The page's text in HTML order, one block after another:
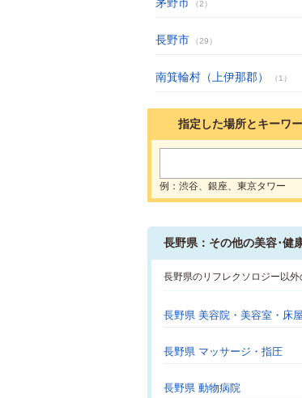
（2）
長野市 （29）
南箕輪村（上伊那郡） （1）
指定した場所とキーワ
例：渋谷、銀座、東京タワー
長野県：その他の美容･健
長野県のリフレクソロジー以
長野県 美容院・美容室・床屋
長野県 マッサージ・指圧
長野県 動物病院